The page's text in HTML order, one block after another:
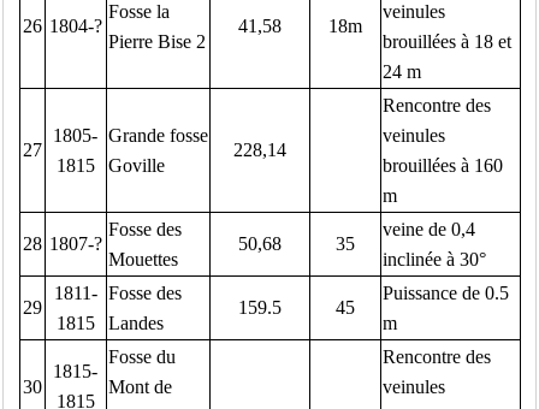
26 1804-?
Fosse la
Pierre Bise 2
41,58 18m
veinules
brouillées à 18 et
24 m
27
1805-
1815
Grande fosse
Goville
228,14
Rencontre des
veinules
brouillées à 160
m
28 1807-?
Fosse des
Mouettes
50,68 35
veine de 0,4
inclinée à 30°
29
1811-
1815
Fosse des
Landes
159.5 45
Puissance de 0.5
m
30
1815-
1815
Fosse du
Mont de
Rencontre des
veinules